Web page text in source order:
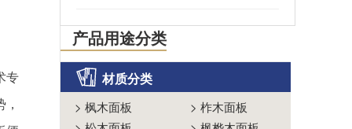
专
产品用途分类
材质分类
> 枫木面板 > 柞木面板